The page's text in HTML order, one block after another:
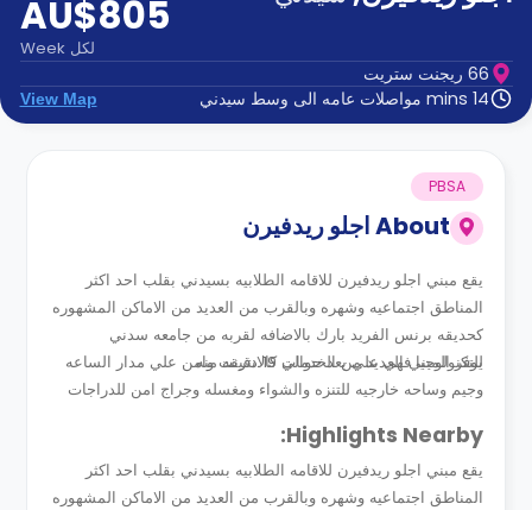
الدعم
الهاتف
اتصل
بنا
كيف
الأسئلة
الشائعة
AU$805
لكل Week
66 ريجنت ستريت
14 mins مواصلات عامه الى وسط سيدني
View Map
Aboutاجلو ريدفيرن
PBSA
يقع مبني اجلو ريدفيرن للاقامه الطلابيه بسيدني بقلب احد اكثر
المناطق اجتماعيه وشهره وبالقرب من العديد من الاماكن المشهوره
كحديقه برنس الفريد بارك بالاضافه لقربه من جامعه سدني
للتكنولوجيا فهي علي بعد حوالي 19 دقيقه منه
يوفر المبني العديد من الخدمات كالانترنت وامن علي مدار الساعه
وجيم وساحه خارجيه للتنزه والشواء ومغسله وجراج امن للدراجات
Highlights Nearby:
يقع مبني اجلو ريدفيرن للاقامه الطلابيه بسيدني بقلب احد اكثر
المناطق اجتماعيه وشهره وبالقرب من العديد من الاماكن المشهوره